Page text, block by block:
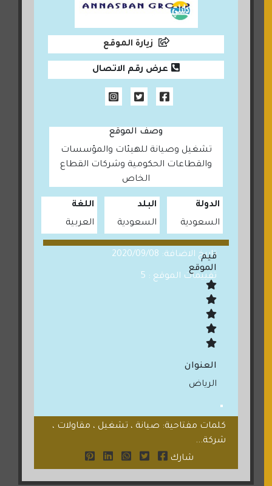
زيارة الموقع
عرض رقم الاتصال
وصف الموقع
تشغيل وصيانة للهيئات والمؤسسات
والقطاعات الحكومية وشركات القطاع
الخاص
الدولة
السعودية
البلد
السعودية
اللغة
العربية
تاريخ الاضافة: 2020/09/08
تقييمات الموقع : 5
قيم
الموقع
العنوان
الرياض
كلمات مفتاحية: صيانة ، تشغيل ، مقاولات ،
شركة...
شارك